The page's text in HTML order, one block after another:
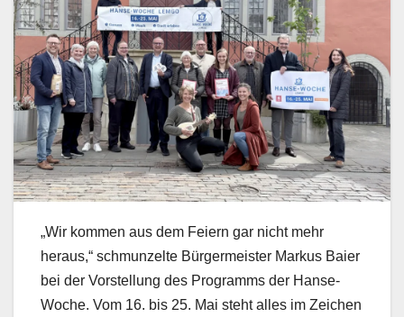
„Wir kommen aus dem Feiern gar nicht mehr
heraus,“ schmunzelte Bürgermeister Markus Baier
bei der Vorstellung des Programms der Hanse-
Woche. Vom 16. bis 25. Mai steht alles im Zeichen